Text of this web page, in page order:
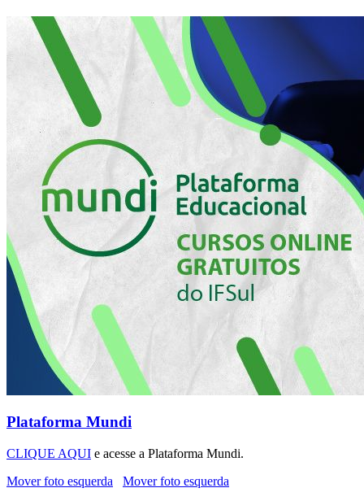
Plataforma Mundi
CLIQUE AQUI e acesse a Plataforma Mundi.
Mover foto esquerda
Mover foto esquerda